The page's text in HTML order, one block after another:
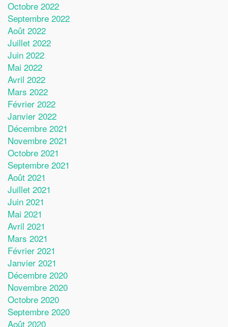
Octobre 2022
Septembre 2022
Août 2022
Juillet 2022
Juin 2022
Mai 2022
Avril 2022
Mars 2022
Février 2022
Janvier 2022
Décembre 2021
Novembre 2021
Octobre 2021
Septembre 2021
Août 2021
Juillet 2021
Juin 2021
Mai 2021
Avril 2021
Mars 2021
Février 2021
Janvier 2021
Décembre 2020
Novembre 2020
Octobre 2020
Septembre 2020
Août 2020